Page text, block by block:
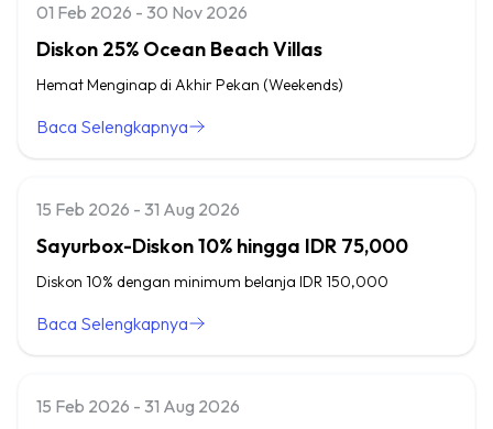
01 Feb 2026 - 30 Nov 2026
Diskon 25% Ocean Beach Villas
Hemat Menginap di Akhir Pekan (Weekends)
Baca Selengkapnya
15 Feb 2026 - 31 Aug 2026
Sayurbox-Diskon 10% hingga IDR 75,000
Diskon 10% dengan minimum belanja IDR 150,000
Baca Selengkapnya
15 Feb 2026 - 31 Aug 2026